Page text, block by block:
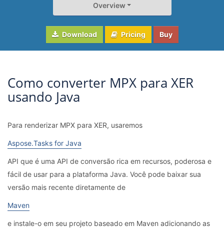
Overview
Download Pricing Buy
Como converter MPX para XER
usando Java
Para renderizar MPX para XER, usaremos
Aspose.Tasks for Java
API que é uma API de conversão rica em recursos, poderosa e
fácil de usar para a plataforma Java. Você pode baixar sua
versão mais recente diretamente de
Maven
e instale-o em seu projeto baseado em Maven adicionando as